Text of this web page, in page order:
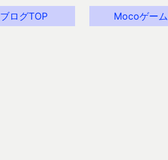
ブログTOP Mocoゲーム